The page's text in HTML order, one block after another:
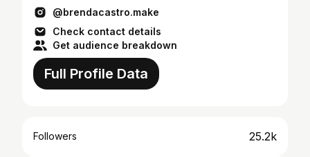
@brendacastro.make
Check contact details
Get audience breakdown
Full Profile Data
Followers 25.2k